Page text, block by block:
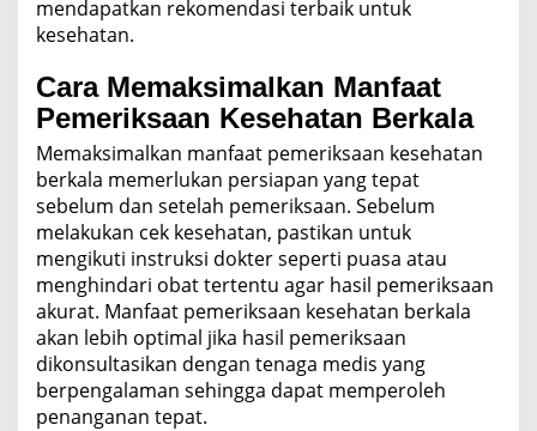
mendapatkan rekomendasi terbaik untuk
kesehatan.
Cara Memaksimalkan Manfaat
Pemeriksaan Kesehatan Berkala
Memaksimalkan manfaat pemeriksaan kesehatan
berkala memerlukan persiapan yang tepat
sebelum dan setelah pemeriksaan. Sebelum
melakukan cek kesehatan, pastikan untuk
mengikuti instruksi dokter seperti puasa atau
menghindari obat tertentu agar hasil pemeriksaan
akurat. Manfaat pemeriksaan kesehatan berkala
akan lebih optimal jika hasil pemeriksaan
dikonsultasikan dengan tenaga medis yang
berpengalaman sehingga dapat memperoleh
penanganan tepat.